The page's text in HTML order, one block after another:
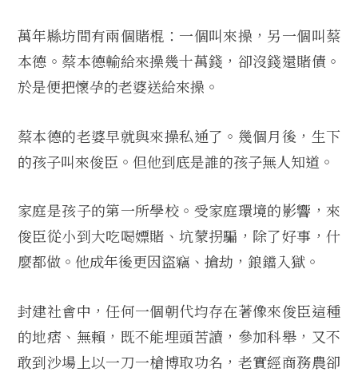
萬年縣坊間有兩個賭棍：一個叫來操，另一個叫蔡
本德。蔡本德輸給來操幾十萬錢，卻沒錢還賭債。
於是便把懷孕的老婆送給來操。
蔡本德的老婆早就與來操私通了。幾個月後，生下
的孩子叫來俊臣。但他到底是誰的孩子無人知道。
家庭是孩子的第一所學校。受家庭環境的影響，來
俊臣從小到大吃喝嫖賭、坑蒙拐騙，除了好事，什
麼都做。他成年後更因盜竊、搶劫，鋃鐺入獄。
封建社會中，任何一個朝代均存在著像來俊臣這種
的地痞、無賴，既不能埋頭苦讀，參加科舉，又不
敢到沙場上以一刀一槍博取功名，老實經商務農卻